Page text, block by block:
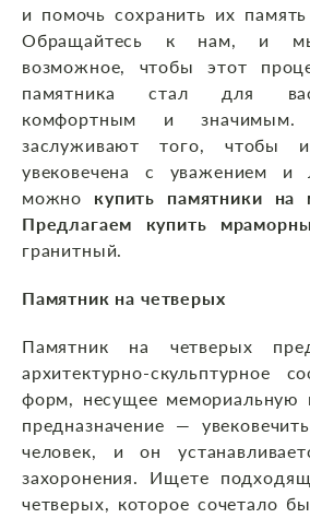
и помочь сохранить их
Обращайтесь к нам, и
возможное, чтобы этот
памятника стал для
комфортным и значимым.
заслуживают того, чтобы
увековечена с уважением
можно купить памятники
Предлагаем купить
гранитный.
Памятник на четверых
Памятник на четверых
архитектурно-скульптурное
форм, несущее мемориальную
предназначение —
человек, и он
захоронения. Ищете
четверых, которое сочетало